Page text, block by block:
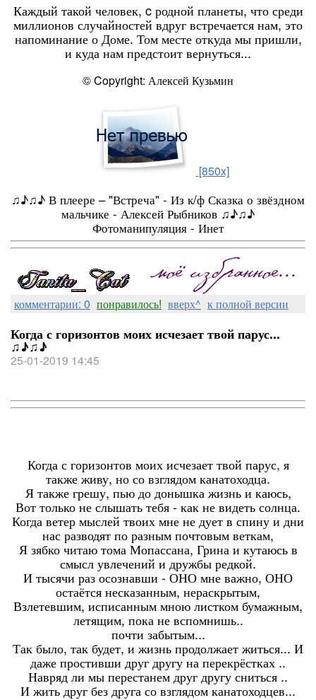
Каждый такой человек, c родной планеты, что среди
миллионов случайностей вдруг встречается нам, это
напоминание о Доме. Том месте откуда мы пришли,
и куда нам предстоит вернуться...
© Copyright: Алексей Кузьмин
[850x]
♫♪♫♪ В плеере – "Встреча" - Из к/ф Сказка о звёздном
мальчике - Алексей Рыбников ♫♪♫♪
Фотоманипуляция - Инет
комментарии: 0 понравилось! вверх^ к полной версии
Когда с горизонтов моих исчезает твой парус...
♫♪♫♪
25-01-2019 14:45
Когда с горизонтов моих исчезает твой парус, я
также живу, но со взглядом канатоходца.
Я также грешу, пью до донышка жизнь и каюсь,
Вот только не слышать тебя - как не видеть солнца.
Когда ветер мыслей твоих мне не дует в спину и дни
нас разводят по разным почтовым веткам,
Я зябко читаю тома Мопассана, Грина и кутаюсь в
смысл увлечений и дружбы редкой.
И тысячи раз осознавши - ОНО мне важно, ОНО
остаётся несказанным, нераскрытым,
Взлетевшим, исписанным мною листком бумажным,
летящим, пока не вспомнишь..
почти забытым...
Так было, так будет, и жизнь продолжает житься... И
даже простивши друг другу на перекрёстках ..
Навряд ли мы перестанем друг другу сниться ..
И жить друг без друга со взглядом канатоходцев...